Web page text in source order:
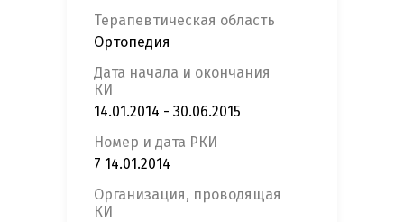
Терапевтическая область
Ортопедия
Дата начала и окончания
КИ
14.01.2014 - 30.06.2015
Номер и дата РКИ
7 14.01.2014
Организация, проводящая
КИ